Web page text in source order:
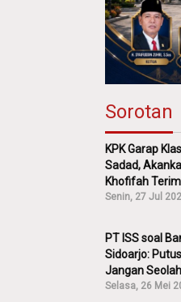
Sorotan
KPK Garap
Sadad,
Khofifah
30% Diusut?
Senin, 27 Jul
PT ISS soal
Sidoarjo:
Jangan
Menang!
Selasa, 26 Mei